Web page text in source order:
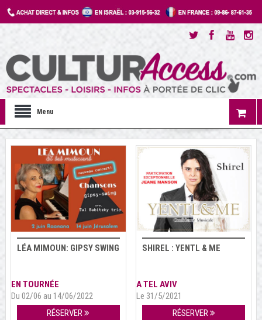
Menu
LÉA MIMOUN: GIPSY SWING
EN TOURNÉE
Du 02/06 au 14/06/2022
RÉSERVER
SHIREL : YENTL & ME
A TEL AVIV
Le 31/5/2021
RÉSERVER